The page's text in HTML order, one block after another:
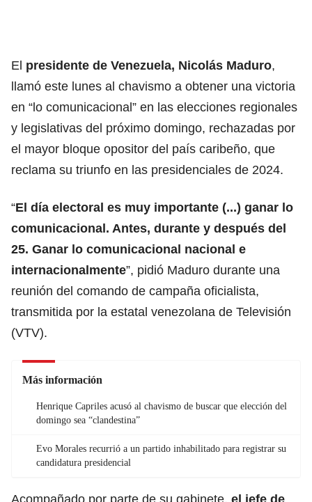
El presidente de Venezuela, Nicolás Maduro,
llamó este lunes al chavismo a obtener una victoria
en “lo comunicacional” en las elecciones regionales
y legislativas del próximo domingo, rechazadas por
el mayor bloque opositor del país caribeño, que
reclama su triunfo en las presidenciales de 2024.
“El día electoral es muy importante (...) ganar lo
comunicacional. Antes, durante y después del
25. Ganar lo comunicacional nacional e
internacionalmente”, pidió Maduro durante una
reunión del comando de campaña oficialista,
transmitida por la estatal venezolana de Televisión
(VTV).
Más información
Henrique Capriles acusó al chavismo de buscar que elección del
domingo sea “clandestina”
Evo Morales recurrió a un partido inhabilitado para registrar su
candidatura presidencial
Acompañado por parte de su gabinete, el jefe de